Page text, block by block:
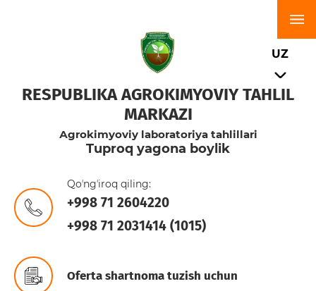
UZ
RESPUBLIKA AGROKIMYOVIY TAHLIL
MARKAZI
Аgrokimyoviy laboratoriya tahlillari
Tuproq yagona boylik
Qoʼngʼiroq qiling:
+998 71 2604220
+998 71 2031414 (1015)
Oferta shartnoma tuzish uchun